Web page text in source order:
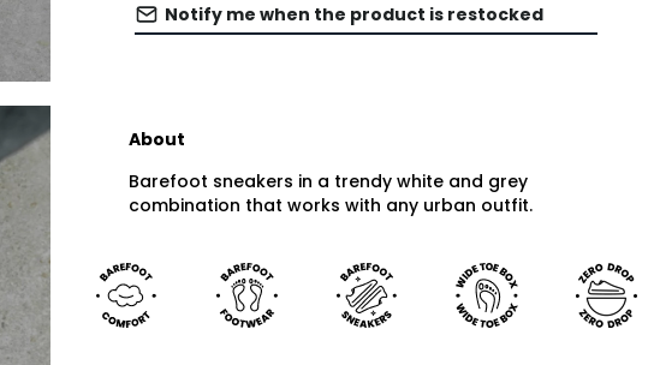
Notify me when the product is restocked
About
Barefoot sneakers in a trendy white and grey
combination that works with any urban outfit.